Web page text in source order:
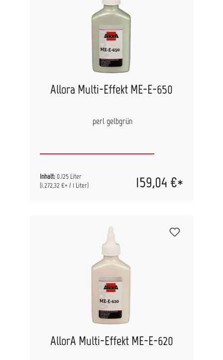
Allora Multi-Effekt ME-E-650
perl gelbgrün
Inhalt: 0.125 Liter
(1.272,32 €* / 1 Liter)
159,04 €*
AllorA Multi-Effekt ME-E-620